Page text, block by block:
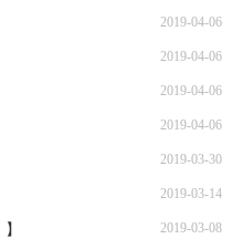
2019-04-06
2019-04-06
2019-04-06
2019-04-06
2019-03-30
2019-03-14
2019-03-08
】